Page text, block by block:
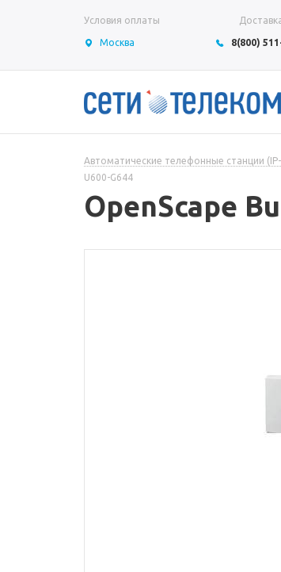
Условия оплаты
Москва 8(800)
Автоматические телефонные станции
U600-G644
OpenScape